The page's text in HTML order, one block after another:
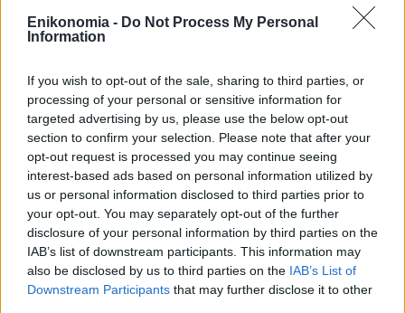
Enikonomia - Do Not Process My Personal
Information
If you wish to opt-out of the sale, sharing to third parties, or
processing of your personal or sensitive information for
targeted advertising by us, please use the below opt-out
section to confirm your selection. Please note that after your
opt-out request is processed you may continue seeing
interest-based ads based on personal information utilized by
us or personal information disclosed to third parties prior to
your opt-out. You may separately opt-out of the further
disclosure of your personal information by third parties on the
IAB’s list of downstream participants. This information may
also be disclosed by us to third parties on the IAB’s List of
Downstream Participants that may further disclose it to other
Έρχεται νέο πλαίσιο για επιπλέον
μείωση στη γραφειοκρατία των
επιχειρήσεων-Όλα όσα είπε ο
Θεοδωρικάκος